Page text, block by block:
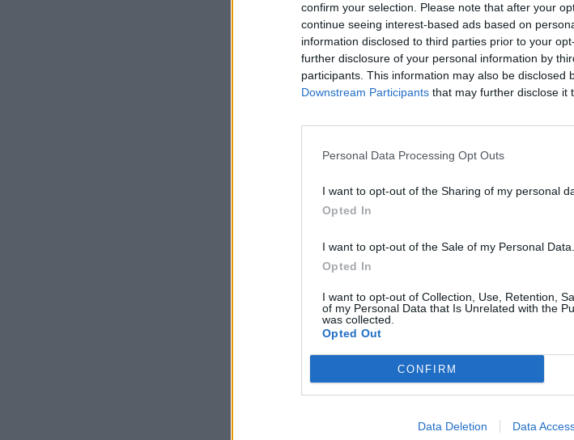
confirm your selection. Please note that after your
continue seeing interest-based ads based on
information disclosed to third parties prior to your
further disclosure of your personal information by
participants. This information may also be disclosed
Downstream Participants that may further disclose it
Personal Data Processing Opt Outs
I want to opt-out of the Sharing of my personal
Opted In
I want to opt-out of the Sale of my Personal Data.
Opted In
I want to opt-out of Collection, Use, Retention,
of my Personal Data that Is Unrelated with the
was collected.
Opted Out
CONFIRM
Data Deletion Data